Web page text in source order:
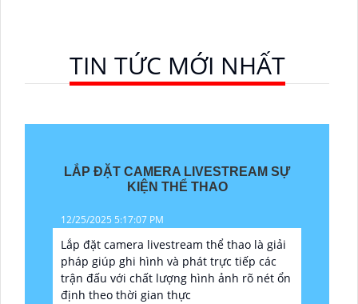
TIN TỨC MỚI NHẤT
LẮP ĐẶT CAMERA LIVESTREAM SỰ
KIỆN THỂ THAO
12/25/2025 5:17:07 PM
Lắp đặt camera livestream thể thao là giải
pháp giúp ghi hình và phát trực tiếp các
trận đấu với chất lượng hình ảnh rõ nét ổn
định theo thời gian thực